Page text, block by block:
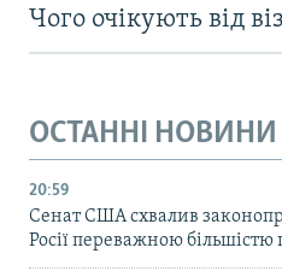
Чого очікують від
ОСТАННІ НОВИНИ
20:59
Cенат США схвалив
Росії переважною більшістю